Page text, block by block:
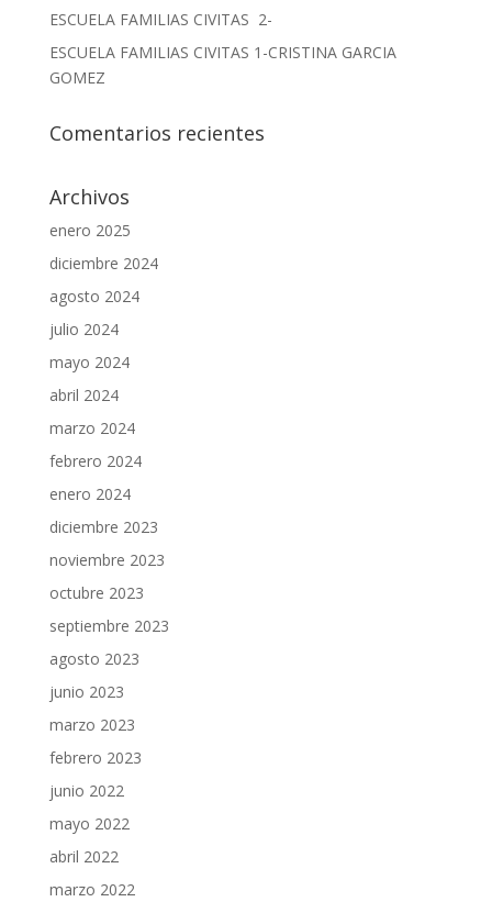
ESCUELA FAMILIAS CIVITAS 2-
ESCUELA FAMILIAS CIVITAS 1-CRISTINA GARCIA
GOMEZ
Comentarios recientes
Archivos
enero 2025
diciembre 2024
agosto 2024
julio 2024
mayo 2024
abril 2024
marzo 2024
febrero 2024
enero 2024
diciembre 2023
noviembre 2023
octubre 2023
septiembre 2023
agosto 2023
junio 2023
marzo 2023
febrero 2023
junio 2022
mayo 2022
abril 2022
marzo 2022